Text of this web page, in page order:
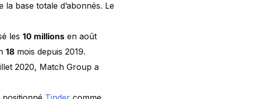
la base totale d’abonnés. Le
les 10 millions en août
18 mois depuis 2019.
2020, Match Group a